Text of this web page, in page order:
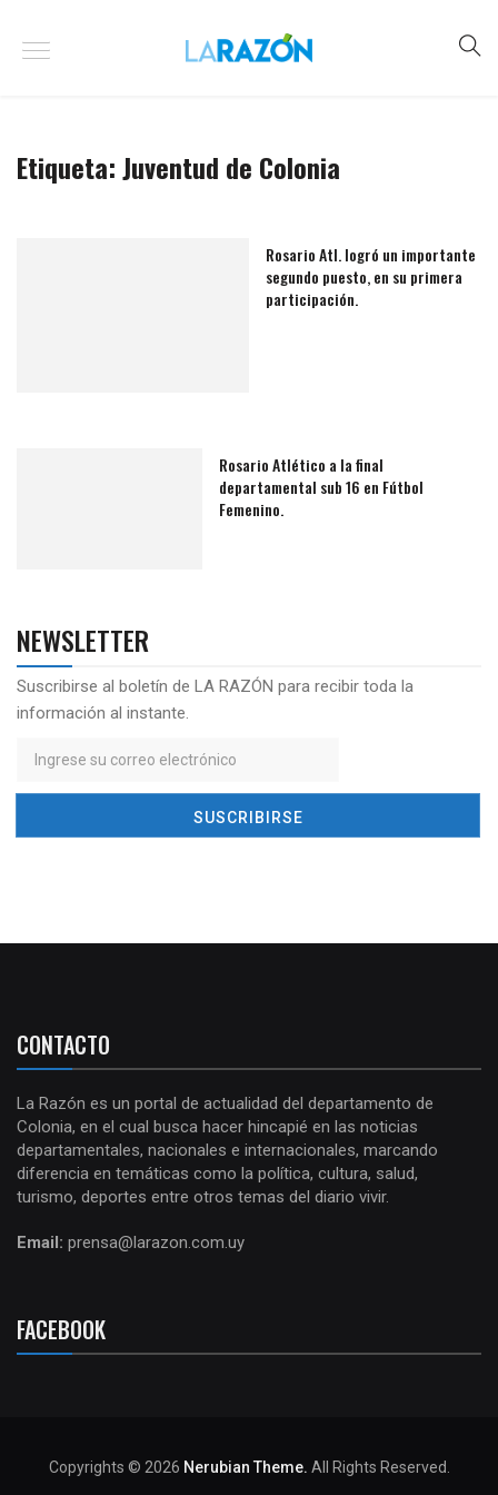
Etiqueta:Juventud de Colonia
Rosario Atl. logró un importante
segundo puesto, en su primera
participación.
Rosario Atlético a la final
departamental sub 16 en Fútbol
Femenino.
NEWSLETTER
Suscribirse al boletín de LA RAZÓN para recibir toda la
información al instante.
CONTACTO
La Razón es un portal de actualidad del departamento de
Colonia, en el cual busca hacer hincapié en las noticias
departamentales, nacionales e internacionales, marcando
diferencia en temáticas como la política, cultura, salud,
turismo, deportes entre otros temas del diario vivir.
Email: prensa@larazon.com.uy
FACEBOOK
Copyrights © 2026 Nerubian Theme. All Rights Reserved.